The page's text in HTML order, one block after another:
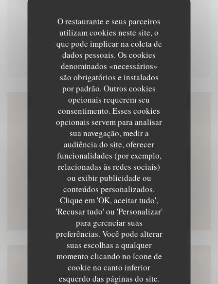
O restaurante e seus parceiros
utilizam cookies neste site, o
que pode implicar na coleta de
dados pessoais. Os cookies
denominados «necessários»
são obrigatórios e instalados
por padrão. Outros cookies
opcionais requerem seu
consentimento. Esses cookies
opcionais servem para analisar
sua navegação, medir a
audiência do site, oferecer
funcionalidades (por exemplo,
relacionadas às redes sociais)
ou exibir publicidade ou
conteúdos personalizados.
Clique em 'OK, aceitar tudo',
'Recusar tudo' ou 'Personalizar'
para gerenciar suas
preferências. Você pode alterar
suas escolhas a qualquer
momento clicando no ícone de
cookie no canto inferior
esquerdo das páginas do site.
Menu dégustation 78 euros
Mapa e Contacto
16 Pl. Voltaire 13200 Arles((abre numa nova
09 82 27 28 33
Instagram ((abre numa nova
Contacte-nos